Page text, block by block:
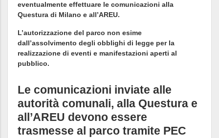
eventualmente effettuare le comunicazioni alla
Questura di Milano e all’AREU.
L’autorizzazione del parco non esime
dall’assolvimento degli obblighi di legge per la
realizzazione di eventi e manifestazioni aperti al
pubblico.
Le comunicazioni inviate alle
autorità comunali, alla Questura e
all’AREU devono essere
trasmesse al parco tramite PEC